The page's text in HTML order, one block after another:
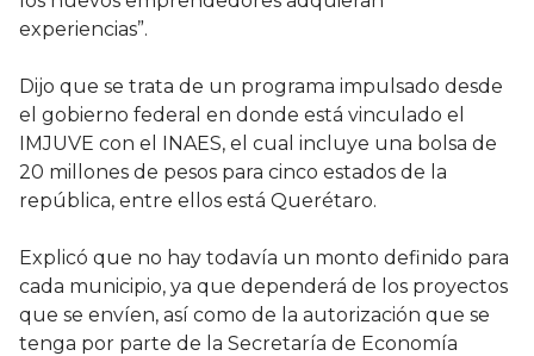
experiencias”.
Dijo que se trata de un programa impulsado desde
el gobierno federal en donde está vinculado el
IMJUVE con el INAES, el cual incluye una bolsa de
20 millones de pesos para cinco estados de la
república, entre ellos está Querétaro.
Explicó que no hay todavía un monto definido para
cada municipio, ya que dependerá de los proyectos
que se envíen, así como de la autorización que se
tenga por parte de la Secretaría de Economía